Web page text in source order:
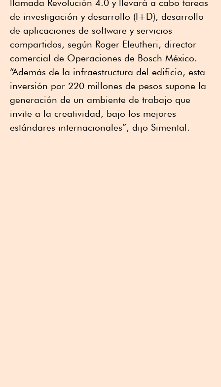
llamada Revolución 4.0 y llevará a cabo tareas
de investigación y desarrollo (I+D), desarrollo
de aplicaciones de software y servicios
compartidos, según Roger Eleutheri, director
comercial de Operaciones de Bosch México.
“Además de la infraestructura del edificio, esta
inversión por 220 millones de pesos supone la
generación de un ambiente de trabajo que
invite a la creatividad, bajo los mejores
estándares internacionales”, dijo Simental.